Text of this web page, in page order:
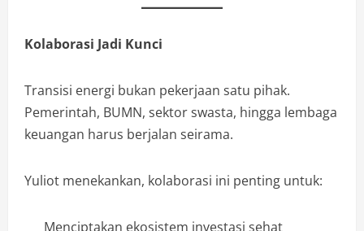
Kolaborasi Jadi Kunci
Transisi energi bukan pekerjaan satu pihak.
Pemerintah, BUMN, sektor swasta, hingga lembaga
keuangan harus berjalan seirama.
Yuliot menekankan, kolaborasi ini penting untuk:
Menciptakan ekosistem investasi sehat